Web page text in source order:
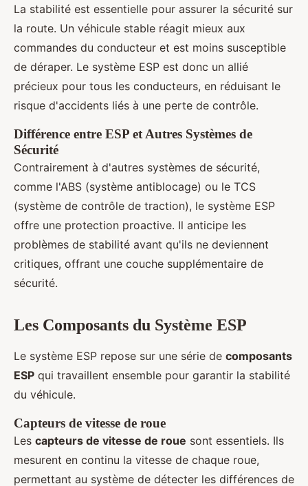
La stabilité est essentielle pour assurer la sécurité sur
la route. Un véhicule stable réagit mieux aux
commandes du conducteur et est moins susceptible
de déraper. Le système ESP est donc un allié
précieux pour tous les conducteurs, en réduisant le
risque d'accidents liés à une perte de contrôle.
Différence entre ESP et Autres Systèmes de
Sécurité
Contrairement à d'autres systèmes de sécurité,
comme l'ABS (système antiblocage) ou le TCS
(système de contrôle de traction), le système ESP
offre une protection proactive. Il anticipe les
problèmes de stabilité avant qu'ils ne deviennent
critiques, offrant une couche supplémentaire de
sécurité.
Les Composants du Système ESP
Le système ESP repose sur une série de composants
ESP qui travaillent ensemble pour garantir la stabilité
du véhicule.
Capteurs de vitesse de roue
Les capteurs de vitesse de roue sont essentiels. Ils
mesurent en continu la vitesse de chaque roue,
permettant au système de détecter les différences de